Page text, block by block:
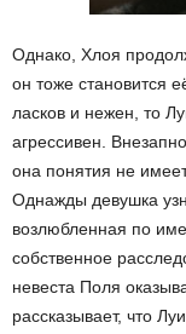
Однако, Хлоя
он тоже становится
ласков и нежен, то
агрессивен.
она понятия не
Однажды девушка
возлюбленная по
собственное
невеста Поля
рассказывает, что